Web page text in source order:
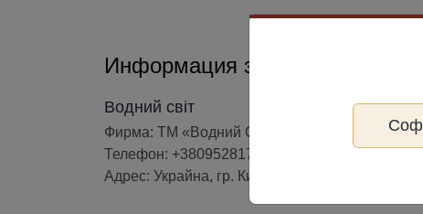
Информация за производител
Водний світ
Фирма: ТМ «Водний Світ»
Телефон: +380952817574
Адрес: Украйна, гр. Киев, ул. Саксаганського 38